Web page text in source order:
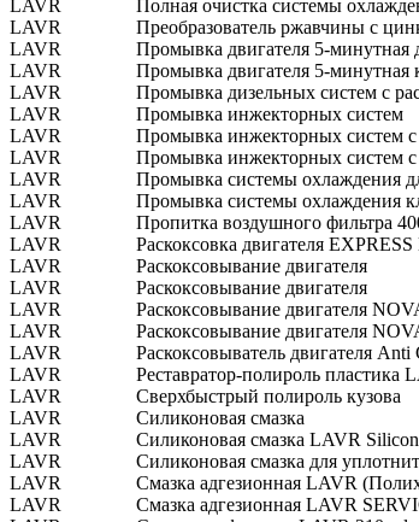
LAVR
Полная очистка системы
LAVR
Преобразователь ржавчины с
LAVR
Промывка двигателя 5-минутная
LAVR
Промывка двигателя 5-минутная
LAVR
Промывка дизельных систем с
LAVR
Промывка инжекторных систем
LAVR
Промывка инжекторных систем
LAVR
Промывка инжекторных систем
LAVR
Промывка системы охлаждения
LAVR
Промывка системы охлаждения
LAVR
Пропитка воздушного фильтра
LAVR
Раскоксовка двигателя
LAVR
Раскоксовывание двигателя
LAVR
Раскоксовывание двигателя
LAVR
Раскоксовывание двигателя
LAVR
Раскоксовывание двигателя
LAVR
Раскоксовыватель двигателя
LAVR
Реставратор-полироль пластика
LAVR
Сверхбыстрый полироль кузова
LAVR
Силиконовая смазка
LAVR
Силиконовая смазка LAVR
LAVR
Силиконовая смазка для
LAVR
Смазка адгезионная LAVR
LAVR
Смазка адгезионная LAVR